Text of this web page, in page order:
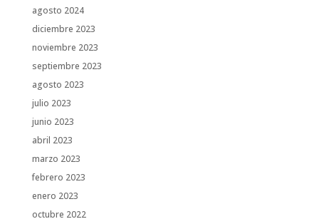
agosto 2024
diciembre 2023
noviembre 2023
septiembre 2023
agosto 2023
julio 2023
junio 2023
abril 2023
marzo 2023
febrero 2023
enero 2023
octubre 2022